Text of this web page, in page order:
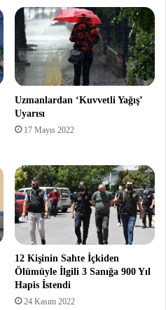
Uzmanlardan ‘Kuvvetli Yağış’
Uyarısı
17 Mayıs 2022
12 Kişinin Sahte İçkiden
Ölümüyle İlgili 3 Sanığa 900 Yıl
Hapis İstendi
24 Kasım 2022